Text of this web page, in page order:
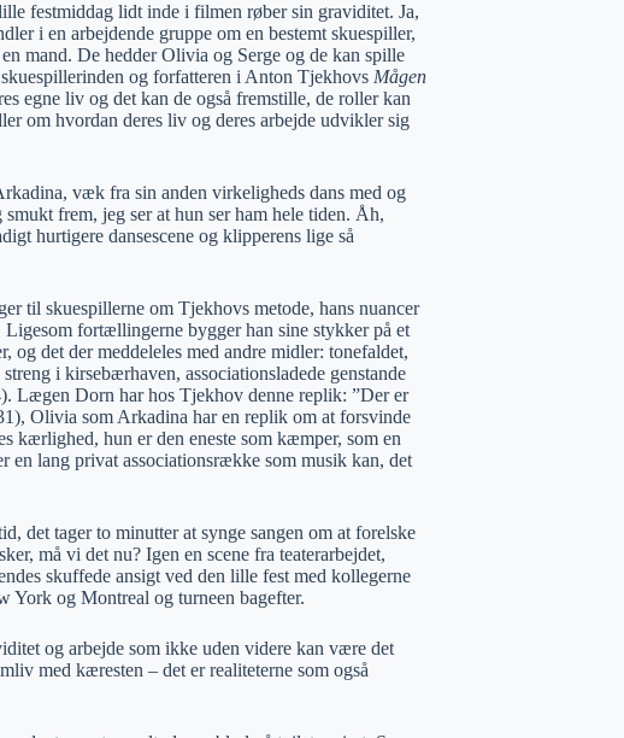
festmiddag lidt inde i filmen røber sin graviditet. Ja,
i en arbejdende gruppe om en bestemt skuespiller,
mand. De hedder Olivia og Serge og de kan spille
og forfatteren i Anton Tjekhovs Mågen
egne liv og det kan de også fremstille, de roller kan
om hvordan deres liv og deres arbejde udvikler sig
væk fra sin anden virkeligheds dans med og
frem, jeg ser at hun ser ham hele tiden. Åh,
hurtigere dansescene og klipperens lige så
til skuespillerne om Tjekhovs metode, hans nuancer
fortællingerne bygger han sine stykker på et
og det der meddeleles med andre midler: tonefaldet,
i kirsebærhaven, associationsladede genstande
Lægen Dorn har hos Tjekhov denne replik: ”Der er
Olivia som Arkadina har en replik om at forsvinde
kærlighed, hun er den eneste som kæmper, som en
lang privat associationsrække som musik kan, det
det tager to minutter at synge sangen om at forelske
må vi det nu? Igen en scene fra teaterarbejdet,
skuffede ansigt ved den lille fest med kollegerne
York og Montreal og turneen bagefter.
og arbejde som ikke uden videre kan være det
med kæresten – det er realiteterne som også